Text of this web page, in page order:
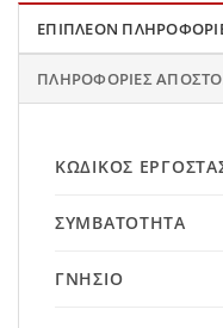
ΕΠΙΠΛΈΟΝ
ΠΛΗΡΟΦΟΡΊΕΣ
ΚΩΔΙΚΌΣ
ΣΥΜΒΑΤΌΤΗΤΑ
ΓΝΉΣΙΟ